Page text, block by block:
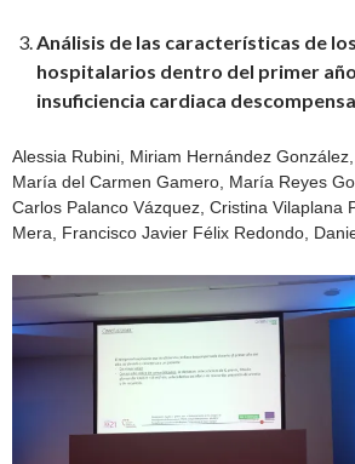
Análisis de las características de
hospitalarios dentro del primer
insuficiencia cardiaca
Alessia Rubini, Miriam Hernández
María del Carmen Gamero, María Reyes
Carlos Palanco Vázquez, Cristina Vilaplana
Mera, Francisco Javier Félix Redondo,